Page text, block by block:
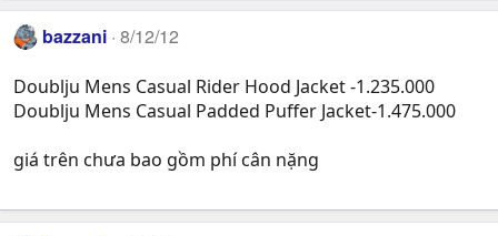
bazzani 8/12/12
Doublju Mens Casual Rider Hood Jacket -1.235.000
Doublju Mens Casual Padded Puffer Jacket-1.475.000
giá trên chưa bao gồm phí cân nặng